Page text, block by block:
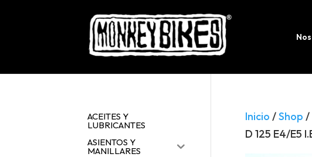
Inicio /Shop /
D 125 E4/E5
ACEITES Y
LUBRICANTES
ASIENTOS Y
MANILLARES